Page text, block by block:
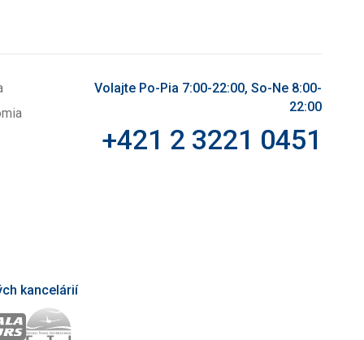
Volajte Po-Pia 7:00-22:00, So-Ne 8:00-
22:00
+421 2 3221 0451
kancelárií